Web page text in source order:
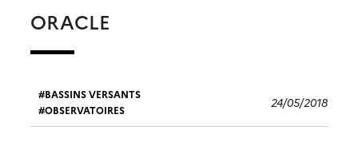
ORACLE
BASSINS VERSANTS
OBSERVATOIRES
24/05/2018